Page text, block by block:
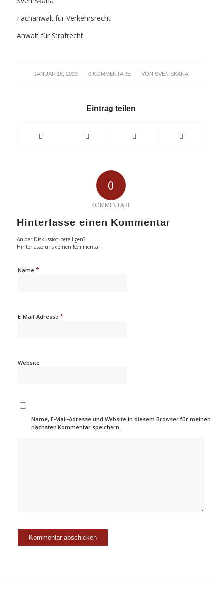
Fachanwalt für Verkehrsrecht
Anwalt für Strafrecht
JANUAR 18, 2023
/ 0 KOMMENTARE
/ VON SVEN SKANA
Eintrag teilen
0
KOMMENTARE
Hinterlasse einen Kommentar
An der Diskussion beteiligen?
Hinterlasse uns deinen Kommentar!
Name *
E-Mail-Adresse *
Website
Name, E-Mail-Adresse und Website in diesem Browser für meinen
nächsten Kommentar speichern.